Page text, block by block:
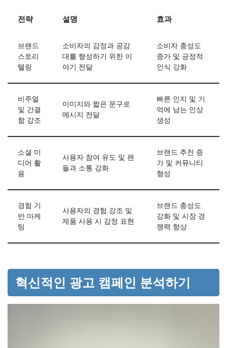
전략 설명 효과
브랜드
스토리
텔링
소비자의 감정과 공감
대를 형성하기 위한 이
야기 전달
소비자 충성도
증가 및 긍정적
인식 강화
비주얼
및 간결
함 강조
이미지와 짧은 문구로
메시지 전달
빠른 인지 및 기
억에 남는 인상
생성
소셜 미
디어 활
용
사용자 참여 유도 및 팬
들과 소통 강화
브랜드 추천 증
가 및 커뮤니티
형성
경험 기
반 마케
팅
사용자의 경험 강조 및
제품 사용 시 감정 표현
브랜드 충성도
강화 및 시장 경
쟁력 향상
혁신적인 광고 캠페인 분석하기